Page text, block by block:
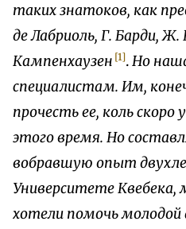
таких знатоков, как
де Лабриоль, Г. Барди,
Кампенхаузен [1].Но
специалистам. Им,
прочесть ее, коль скоро
этого время. Но
вобравшую опыт
Университете Квебека,
хотели помочь